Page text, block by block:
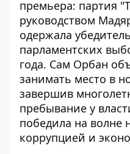
премьера: партия
руководством
одержала
парламентских
года. Сам Орбан
занимать место в
завершив
пребывание у
победила на волне
коррупцией и